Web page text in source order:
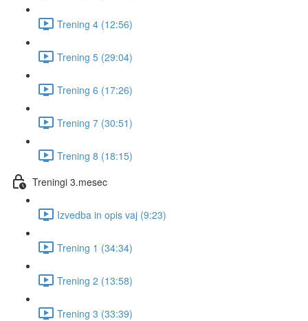
Trening 4 (12:56)
Trening 5 (29:04)
Trening 6 (17:26)
Trening 7 (30:51)
Trening 8 (18:15)
Treningi 3.mesec
Izvedba in opis vaj (9:23)
Trening 1 (34:34)
Trening 2 (13:58)
Trening 3 (33:39)